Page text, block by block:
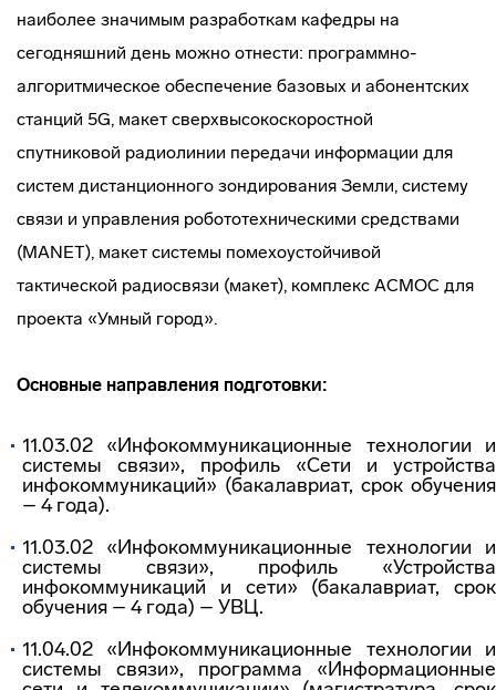
наиболее значимым разработкам кафедры на
сегодняшний день можно отнести: программно-
алгоритмическое обеспечение базовых и абонентских
станций 5G, макет сверхвысокоскоростной
спутниковой радиолинии передачи информации для
систем дистанционного зондирования Земли, систему
связи и управления робототехническими средствами
(MANET), макет системы помехоустойчивой
тактической радиосвязи (макет), комплекс АСМОС для
проекта «Умный город».
Основные направления подготовки:
11.03.02 «Инфокоммуникационные технологии и
системы связи», профиль «Сети и устройства
инфокоммуникаций» (бакалавриат, срок обучения
– 4 года).
11.03.02 «Инфокоммуникационные технологии и
системы связи», профиль «Устройства
инфокоммуникаций и сети» (бакалавриат, срок
обучения – 4 года) – УВЦ.
11.04.02 «Инфокоммуникационные технологии и
системы связи», программа «Информационные